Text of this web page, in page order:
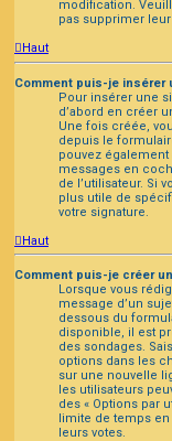
modification.
pas supprimer
Haut
Comment puis-je insérer
Pour insérer une
d’abord en créer
Une fois créée,
depuis le
pouvez
messages en
de l’utilisateur. Si
plus utile de
votre signature.
Haut
Comment puis-je créer
Lorsque vous
message d’un
dessous du
disponible, il est
des sondages.
options dans les
sur une nouvelle
les utilisateurs
des « Options par
limite de temps
leurs votes.